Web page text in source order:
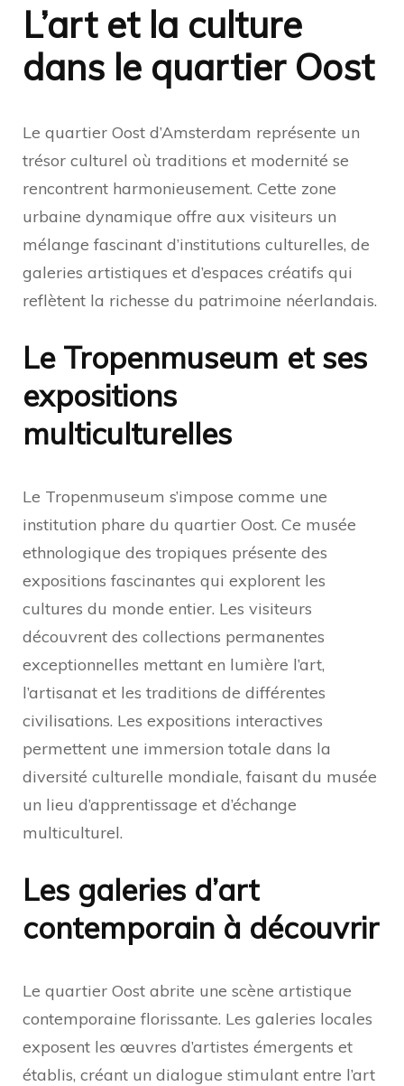
L’art et la culture
dans le quartier Oost
Le quartier Oost d’Amsterdam représente un
trésor culturel où traditions et modernité se
rencontrent harmonieusement. Cette zone
urbaine dynamique offre aux visiteurs un
mélange fascinant d’institutions culturelles, de
galeries artistiques et d’espaces créatifs qui
reflètent la richesse du patrimoine néerlandais.
Le Tropenmuseum et ses
expositions
multiculturelles
Le Tropenmuseum s’impose comme une
institution phare du quartier Oost. Ce musée
ethnologique des tropiques présente des
expositions fascinantes qui explorent les
cultures du monde entier. Les visiteurs
découvrent des collections permanentes
exceptionnelles mettant en lumière l’art,
l’artisanat et les traditions de différentes
civilisations. Les expositions interactives
permettent une immersion totale dans la
diversité culturelle mondiale, faisant du musée
un lieu d’apprentissage et d’échange
multiculturel.
Les galeries d’art
contemporain à découvrir
Le quartier Oost abrite une scène artistique
contemporaine florissante. Les galeries locales
exposent les œuvres d’artistes émergents et
établis, créant un dialogue stimulant entre l’art